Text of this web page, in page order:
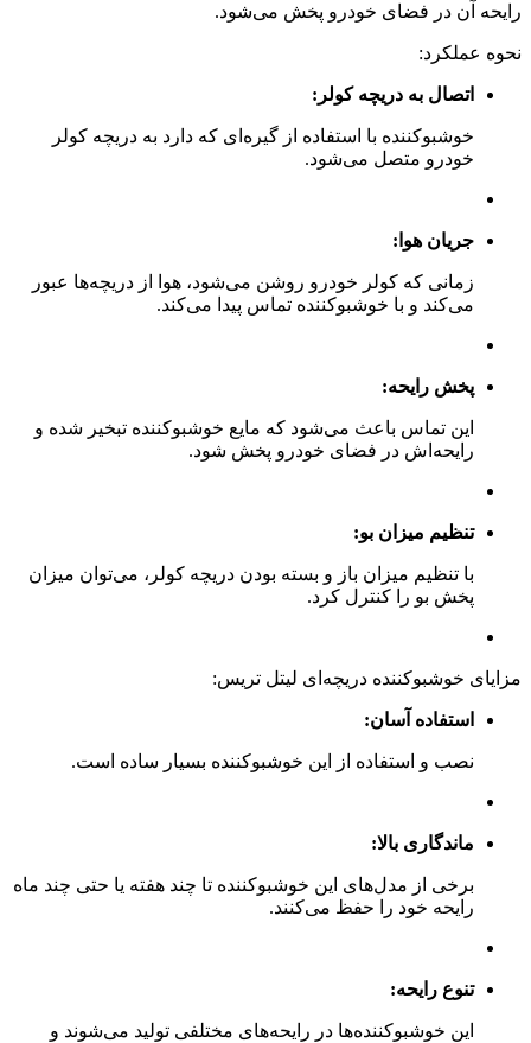
رایحه آن در فضای خودرو پخش می‌شود.
نحوه عملکرد:
اتصال به دریچه کولر:
خوشبوکننده با استفاده از گیره‌ای که دارد به دریچه کولر
خودرو متصل می‌شود.
جریان هوا:
زمانی که کولر خودرو روشن می‌شود، هوا از دریچه‌ها عبور
می‌کند و با خوشبوکننده تماس پیدا می‌کند.
پخش رایحه:
این تماس باعث می‌شود که مایع خوشبوکننده تبخیر شده و
رایحه‌اش در فضای خودرو پخش شود.
تنظیم میزان بو:
با تنظیم میزان باز و بسته بودن دریچه کولر، می‌توان میزان
پخش بو را کنترل کرد.
مزایای خوشبوکننده دریچه‌ای لیتل تریس:
استفاده آسان:
نصب و استفاده از این خوشبوکننده بسیار ساده است.
ماندگاری بالا:
برخی از مدل‌های این خوشبوکننده تا چند هفته یا حتی چند ماه
رایحه خود را حفظ می‌کنند.
تنوع رایحه:
این خوشبوکننده‌ها در رایحه‌های مختلفی تولید می‌شوند و